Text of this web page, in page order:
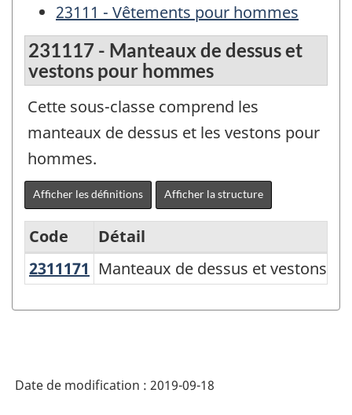
23111 - Vêtements pour hommes
231117 - Manteaux de dessus et
vestons pour hommes
Cette sous-classe comprend les
manteaux de dessus et les vestons pour
hommes.
Afficher les définitions Afficher la structure
Système
produits
Code
Détail
2311171 Manteaux de dessus et vestons
Manteaux de dessus et vestons
Date de modification : 2019-09-18